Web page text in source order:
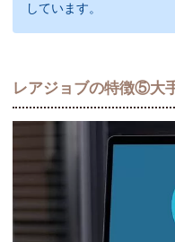
しています。
レアジョブの特徴⑤大